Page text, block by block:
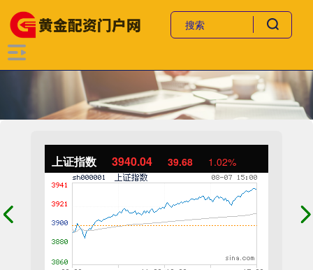
上证指数 3940.04 39.68 1.02%